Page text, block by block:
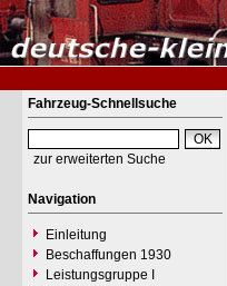
Fahrzeug-Schnellsuche
zur erweiterten Suche
Navigation
Einleitung
Beschaffungen 1930
Leistungsgruppe I